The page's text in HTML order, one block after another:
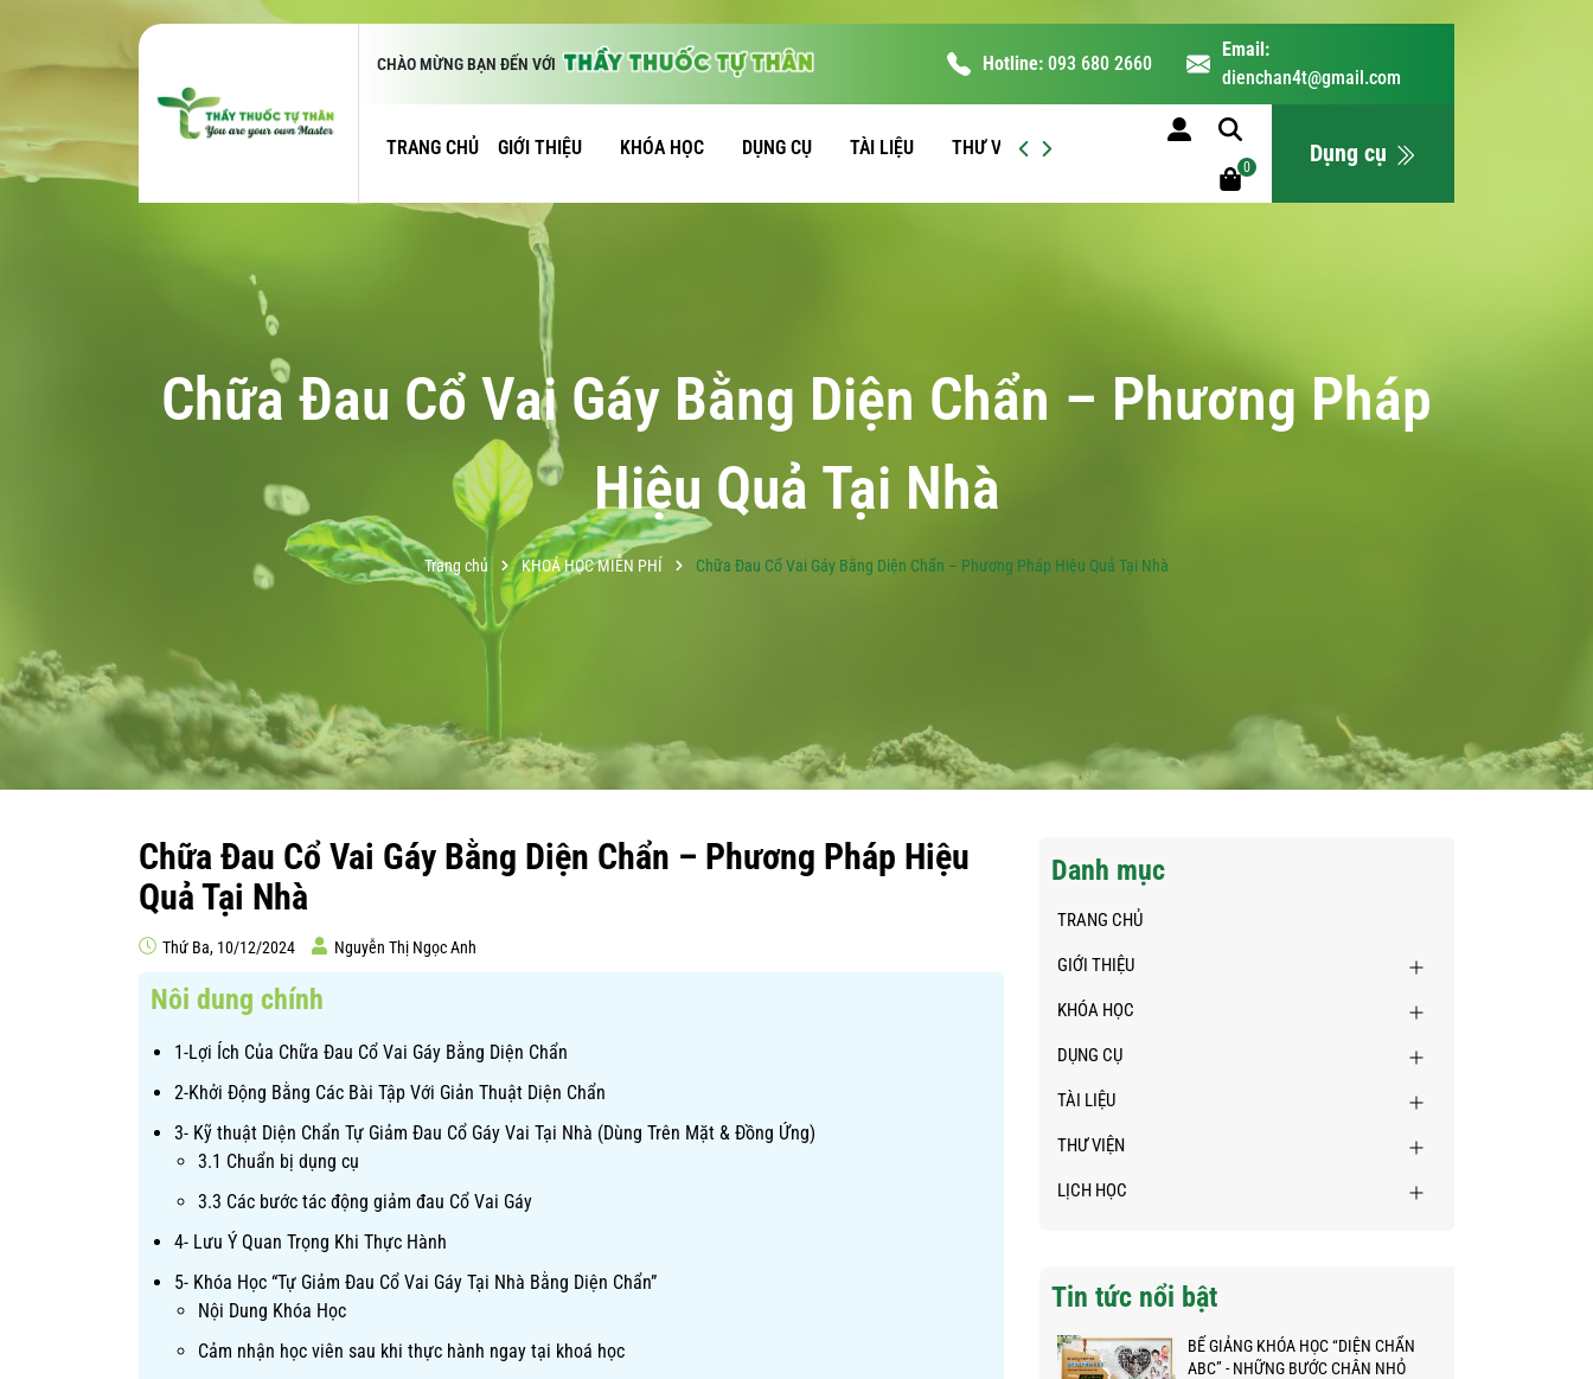
CHÀO MỪNG BẠN ĐẾN VỚI Hotline: 093 680 2660
Email:
dienchan4t@gmail.com
TRANG CHỦ GIỚI THIỆU KHÓA HỌC DỤNG CỤ TÀI LIỆU THƯ VIỆN
0 Dụng cụ
Chữa Đau Cổ Vai Gáy Bằng Diện Chẩn – Phương Pháp
Hiệu Quả Tại Nhà
Trang chủ KHOÁ HỌC MIỄN PHÍ Chữa Đau Cổ Vai Gáy Bằng Diện Chẩn – Phương Pháp Hiệu Quả Tại Nhà
Chữa Đau Cổ Vai Gáy Bằng Diện Chẩn – Phương Pháp Hiệu
Quả Tại Nhà
Thứ Ba, 10/12/2024 Nguyễn Thị Ngọc Anh
Nôi dung chính
1-Lợi Ích Của Chữa Đau Cổ Vai Gáy Bằng Diện Chẩn
2-Khởi Động Bằng Các Bài Tập Với Giản Thuật Diện Chẩn
3- Kỹ thuật Diện Chẩn Tự Giảm Đau Cổ Gáy Vai Tại Nhà (Dùng Trên Mặt & Đồng Ứng)
3.1 Chuẩn bị dụng cụ
3.3 Các bước tác động giảm đau Cổ Vai Gáy
4- Lưu Ý Quan Trọng Khi Thực Hành
5- Khóa Học “Tự Giảm Đau Cổ Vai Gáy Tại Nhà Bằng Diện Chẩn”
Nội Dung Khóa Học
Cảm nhận học viên sau khi thực hành ngay tại khoá học
Danh mục
TRANG CHỦ
GIỚI THIỆU
KHÓA HỌC
DỤNG CỤ
TÀI LIỆU
THƯ VIỆN
LỊCH HỌC
Tin tức nổi bật
BẾ GIẢNG KHÓA HỌC “DIỆN CHẨN
ABC” - NHỮNG BƯỚC CHÂN NHỎ